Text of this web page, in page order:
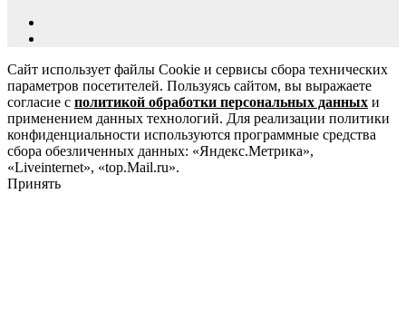
Сайт использует файлы Cookie и сервисы сбора технических
параметров посетителей. Пользуясь сайтом, вы выражаете
согласие с политикой обработки персональных данных и
применением данных технологий. Для реализации политики
конфиденциальности используются программные средства
сбора обезличенных данных: «Яндекс.Метрика»,
«Liveinternet», «top.Mail.ru».
Принять